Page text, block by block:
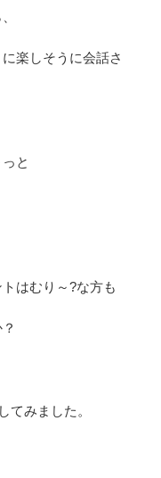
楽しそうに会話さ
と
はむり～?な方も
してみました。